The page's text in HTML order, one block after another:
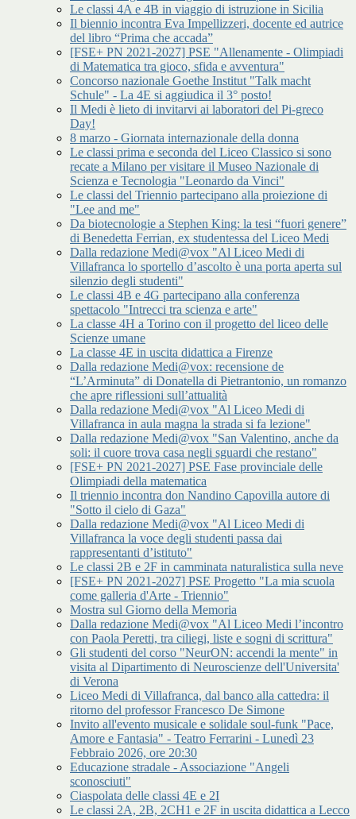
Le classi 4A e 4B in viaggio di istruzione in Sicilia
Il biennio incontra Eva Impellizzeri, docente ed autrice
del libro “Prima che accada”
[FSE+ PN 2021-2027] PSE "Allenamente - Olimpiadi
di Matematica tra gioco, sfida e avventura"
Concorso nazionale Goethe Institut "Talk macht
Schule" - La 4E si aggiudica il 3° posto!
Il Medi è lieto di invitarvi ai laboratori del Pi-greco
Day!
8 marzo - Giornata internazionale della donna
Le classi prima e seconda del Liceo Classico si sono
recate a Milano per visitare il Museo Nazionale di
Scienza e Tecnologia "Leonardo da Vinci"
Le classi del Triennio partecipano alla proiezione di
"Lee and me"
Da biotecnologie a Stephen King: la tesi “fuori genere”
di Benedetta Ferrian, ex studentessa del Liceo Medi
Dalla redazione Medi@vox "Al Liceo Medi di
Villafranca lo sportello d’ascolto è una porta aperta sul
silenzio degli studenti"
Le classi 4B e 4G partecipano alla conferenza
spettacolo "Intrecci tra scienza e arte"
La classe 4H a Torino con il progetto del liceo delle
Scienze umane
La classe 4E in uscita didattica a Firenze
Dalla redazione Medi@vox: recensione de
“L’Arminuta” di Donatella di Pietrantonio, un romanzo
che apre riflessioni sull’attualità
Dalla redazione Medi@vox "Al Liceo Medi di
Villafranca in aula magna la strada si fa lezione"
Dalla redazione Medi@vox "San Valentino, anche da
soli: il cuore trova casa negli sguardi che restano"
[FSE+ PN 2021-2027] PSE Fase provinciale delle
Olimpiadi della matematica
Il triennio incontra don Nandino Capovilla autore di
"Sotto il cielo di Gaza"
Dalla redazione Medi@vox "Al Liceo Medi di
Villafranca la voce degli studenti passa dai
rappresentanti d’istituto"
Le classi 2B e 2F in camminata naturalistica sulla neve
[FSE+ PN 2021-2027] PSE Progetto "La mia scuola
come galleria d'Arte - Triennio"
Mostra sul Giorno della Memoria
Dalla redazione Medi@vox "Al Liceo Medi l’incontro
con Paola Peretti, tra ciliegi, liste e sogni di scrittura"
Gli studenti del corso "NeurON: accendi la mente" in
visita al Dipartimento di Neuroscienze dell'Universita'
di Verona
Liceo Medi di Villafranca, dal banco alla cattedra: il
ritorno del professor Francesco De Simone
Invito all'evento musicale e solidale soul-funk "Pace,
Amore e Fantasia" - Teatro Ferrarini - Lunedì 23
Febbraio 2026, ore 20:30
Educazione stradale - Associazione "Angeli
sconosciuti"
Ciaspolata delle classi 4E e 2I
Le classi 2A, 2B, 2CH1 e 2F in uscita didattica a Lecco